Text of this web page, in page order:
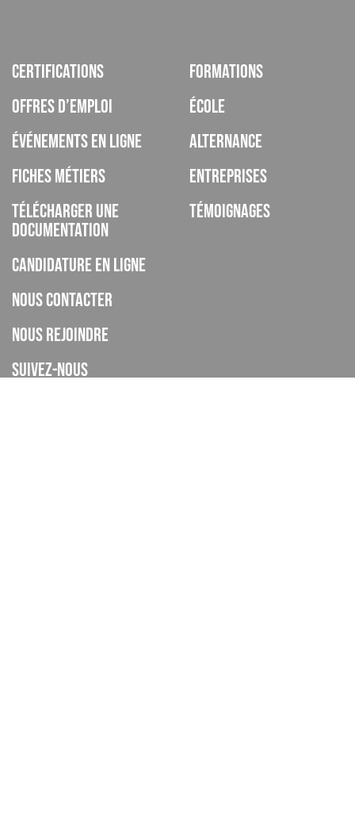
Formations
École
Alternance
Entreprises
Témoignages
Certifications
Offres d’emploi
Événements en ligne
Fiches métiers
Télécharger une
documentation
Candidature en ligne
Nous contacter
Nous rejoindre
Suivez-nous